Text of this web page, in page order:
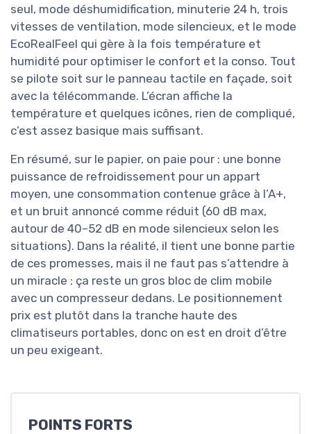
seul, mode déshumidification, minuterie 24 h, trois
vitesses de ventilation, mode silencieux, et le mode
EcoRealFeel qui gère à la fois température et
humidité pour optimiser le confort et la conso. Tout
se pilote soit sur le panneau tactile en façade, soit
avec la télécommande. L’écran affiche la
température et quelques icônes, rien de compliqué,
c’est assez basique mais suffisant.
En résumé, sur le papier, on paie pour : une bonne
puissance de refroidissement pour un appart
moyen, une consommation contenue grâce à l’A+,
et un bruit annoncé comme réduit (60 dB max,
autour de 40–52 dB en mode silencieux selon les
situations). Dans la réalité, il tient une bonne partie
de ces promesses, mais il ne faut pas s’attendre à
un miracle : ça reste un gros bloc de clim mobile
avec un compresseur dedans. Le positionnement
prix est plutôt dans la tranche haute des
climatiseurs portables, donc on est en droit d’être
un peu exigeant.
POINTS FORTS